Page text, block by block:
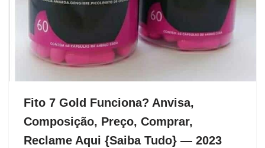
Fito 7 Gold Funciona? Anvisa,
Composição, Preço, Comprar,
Reclame Aqui {Saiba Tudo} — 2023